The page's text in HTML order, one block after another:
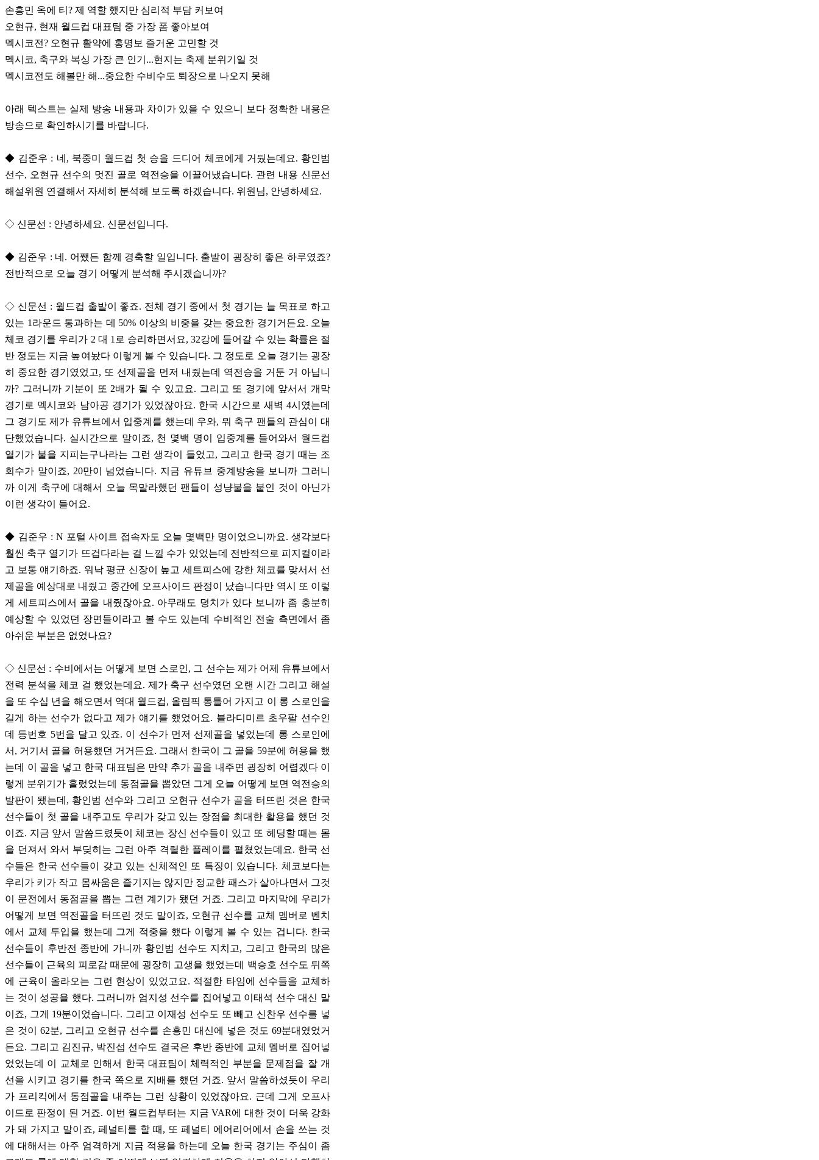
손흥민 옥에 티? 제 역할 했지만 심리적 부담 커보여
오현규, 현재 월드컵 대표팀 중 가장 폼 좋아보여
멕시코전? 오현규 활약에 홍명보 즐거운 고민할 것
멕시코, 축구와 복싱 가장 큰 인기...현지는 축제 분위기일 것
멕시코전도 해볼만 해...중요한 수비수도 퇴장으로 나오지 못해
아래 텍스트는 실제 방송 내용과 차이가 있을 수 있으니 보다 정확한 내용은
방송으로 확인하시기를 바랍니다.
◆ 김준우 : 네, 북중미 월드컵 첫 승을 드디어 체코에게 거뒀는데요. 황인범
선수, 오현규 선수의 멋진 골로 역전승을 이끌어냈습니다. 관련 내용 신문선
해설위원 연결해서 자세히 분석해 보도록 하겠습니다. 위원님, 안녕하세요.
◇ 신문선 : 안녕하세요. 신문선입니다.
◆ 김준우 : 네. 어쨌든 함께 경축할 일입니다. 출발이 굉장히 좋은 하루였죠?
전반적으로 오늘 경기 어떻게 분석해 주시겠습니까?
◇ 신문선 : 월드컵 출발이 좋죠. 전체 경기 중에서 첫 경기는 늘 목표로 하고
있는 1라운드 통과하는 데 50% 이상의 비중을 갖는 중요한 경기거든요. 오늘
체코 경기를 우리가 2 대 1로 승리하면서요, 32강에 들어갈 수 있는 확률은 절
반 정도는 지금 높여놨다 이렇게 볼 수 있습니다. 그 정도로 오늘 경기는 굉장
히 중요한 경기였었고, 또 선제골을 먼저 내줬는데 역전승을 거둔 거 아닙니
까? 그러니까 기분이 또 2배가 될 수 있고요. 그리고 또 경기에 앞서서 개막
경기로 멕시코와 남아공 경기가 있었잖아요. 한국 시간으로 새벽 4시였는데
그 경기도 제가 유튜브에서 입중계를 했는데 우와, 뭐 축구 팬들의 관심이 대
단했었습니다. 실시간으로 말이죠, 천 몇백 명이 입중계를 들어와서 월드컵
열기가 불을 지피는구나라는 그런 생각이 들었고, 그리고 한국 경기 때는 조
회수가 말이죠, 20만이 넘었습니다. 지금 유튜브 중계방송을 보니까 그러니
까 이게 축구에 대해서 오늘 목말라했던 팬들이 성냥불을 붙인 것이 아닌가
이런 생각이 들어요.
◆ 김준우 : N 포털 사이트 접속자도 오늘 몇백만 명이었으니까요. 생각보다
훨씬 축구 열기가 뜨겁다라는 걸 느낄 수가 있었는데 전반적으로 피지컬이라
고 보통 얘기하죠. 워낙 평균 신장이 높고 세트피스에 강한 체코를 맞서서 선
제골을 예상대로 내줬고 중간에 오프사이드 판정이 났습니다만 역시 또 이렇
게 세트피스에서 골을 내줬잖아요. 아무래도 덩치가 있다 보니까 좀 충분히
예상할 수 있었던 장면들이라고 볼 수도 있는데 수비적인 전술 측면에서 좀
아쉬운 부분은 없었나요?
◇ 신문선 : 수비에서는 어떻게 보면 스로인, 그 선수는 제가 어제 유튜브에서
전력 분석을 체코 걸 했었는데요. 제가 축구 선수였던 오랜 시간 그리고 해설
을 또 수십 년을 해오면서 역대 월드컵, 올림픽 통틀어 가지고 이 롱 스로인을
길게 하는 선수가 없다고 제가 얘기를 했었어요. 블라디미르 초우팔 선수인
데 등번호 5번을 달고 있죠. 이 선수가 먼저 선제골을 넣었는데 롱 스로인에
서, 거기서 골을 허용했던 거거든요. 그래서 한국이 그 골을 59분에 허용을 했
는데 이 골을 넣고 한국 대표팀은 만약 추가 골을 내주면 굉장히 어렵겠다 이
렇게 분위기가 흘렀었는데 동점골을 뽑았던 그게 오늘 어떻게 보면 역전승의
발판이 됐는데, 황인범 선수와 그리고 오현규 선수가 골을 터뜨린 것은 한국
선수들이 첫 골을 내주고도 우리가 갖고 있는 장점을 최대한 활용을 했던 것
이죠. 지금 앞서 말씀드렸듯이 체코는 장신 선수들이 있고 또 헤딩할 때는 몸
을 던져서 와서 부딪히는 그런 아주 격렬한 플레이를 펼쳤었는데요. 한국 선
수들은 한국 선수들이 갖고 있는 신체적인 또 특징이 있습니다. 체코보다는
우리가 키가 작고 몸싸움은 즐기지는 않지만 정교한 패스가 살아나면서 그것
이 문전에서 동점골을 뽑는 그런 계기가 됐던 거죠. 그리고 마지막에 우리가
어떻게 보면 역전골을 터뜨린 것도 말이죠, 오현규 선수를 교체 멤버로 벤치
에서 교체 투입을 했는데 그게 적중을 했다 이렇게 볼 수 있는 겁니다. 한국
선수들이 후반전 종반에 가니까 황인범 선수도 지치고, 그리고 한국의 많은
선수들이 근육의 피로감 때문에 굉장히 고생을 했었는데 백승호 선수도 뒤쪽
에 근육이 올라오는 그런 현상이 있었고요. 적절한 타임에 선수들을 교체하
는 것이 성공을 했다. 그러니까 엄지성 선수를 집어넣고 이태석 선수 대신 말
이죠, 그게 19분이었습니다. 그리고 이재성 선수도 또 빼고 신찬우 선수를 넣
은 것이 62분, 그리고 오현규 선수를 손흥민 대신에 넣은 것도 69분대였었거
든요. 그리고 김진규, 박진섭 선수도 결국은 후반 종반에 교체 멤버로 집어넣
었었는데 이 교체로 인해서 한국 대표팀이 체력적인 부분을 문제점을 잘 개
선을 시키고 경기를 한국 쪽으로 지배를 했던 거죠. 앞서 말씀하셨듯이 우리
가 프리킥에서 동점골을 내주는 그런 상황이 있었잖아요. 근데 그게 오프사
이드로 판정이 된 거죠. 이번 월드컵부터는 지금 VAR에 대한 것이 더욱 강화
가 돼 가지고 말이죠, 페널티를 할 때, 또 페널티 에어리어에서 손을 쓰는 것
에 대해서는 아주 엄격하게 지금 적용을 하는데 오늘 한국 경기는 주심이 좀